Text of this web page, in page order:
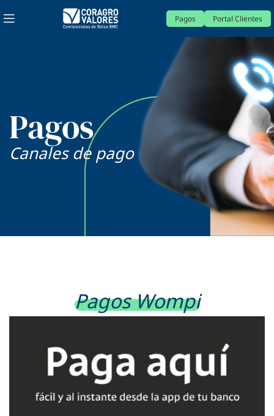
Pagos Portal Clientes
Pagos
Canales de pago
Pagos Wompi